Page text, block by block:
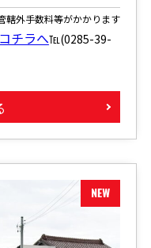
轄外手数料等がかかります
チラへ℡(0285-39-